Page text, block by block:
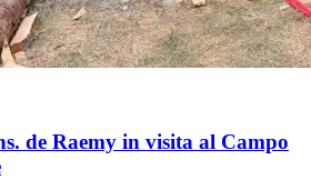
de Raemy in visita al Campo